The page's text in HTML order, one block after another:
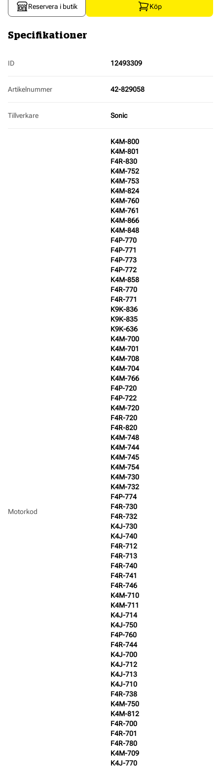
Reservera i butik Köp
Specifikationer
ID 12493309
Artikelnummer 42-829058
Tillverkare Sonic
Motorkod
K4M-800
K4M-801
F4R-830
K4M-752
K4M-753
K4M-824
K4M-760
K4M-761
K4M-866
K4M-848
F4P-770
F4P-771
F4P-773
F4P-772
K4M-858
F4R-770
F4R-771
K9K-836
K9K-835
K9K-636
K4M-700
K4M-701
K4M-708
K4M-704
K4M-766
F4P-720
F4P-722
K4M-720
F4R-720
F4R-820
K4M-748
K4M-744
K4M-745
K4M-754
K4M-730
K4M-732
F4P-774
F4R-730
F4R-732
K4J-730
K4J-740
F4R-712
F4R-713
F4R-740
F4R-741
F4R-746
K4M-710
K4M-711
K4J-714
K4J-750
F4P-760
F4R-744
K4J-700
K4J-712
K4J-713
K4J-710
F4R-738
K4M-750
K4M-812
F4R-700
F4R-701
F4R-780
K4M-709
K4J-770